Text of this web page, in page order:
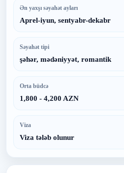
Ən yaxşı səyahət ayları
Aprel-iyun, sentyabr-dekabr
Səyahət tipi
şəhər, mədəniyyət, romantik
Orta büdcə
1,800 - 4,200 AZN
Viza
Viza tələb olunur